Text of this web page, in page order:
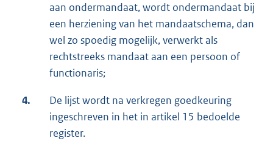
aan ondermandaat, wordt ondermandaat bij
een herziening van het mandaatschema, dan
wel zo spoedig mogelijk, verwerkt als
rechtstreeks mandaat aan een persoon of
functionaris;
4.
De lijst wordt na verkregen goedkeuring
ingeschreven in het in artikel 15 bedoelde
register.